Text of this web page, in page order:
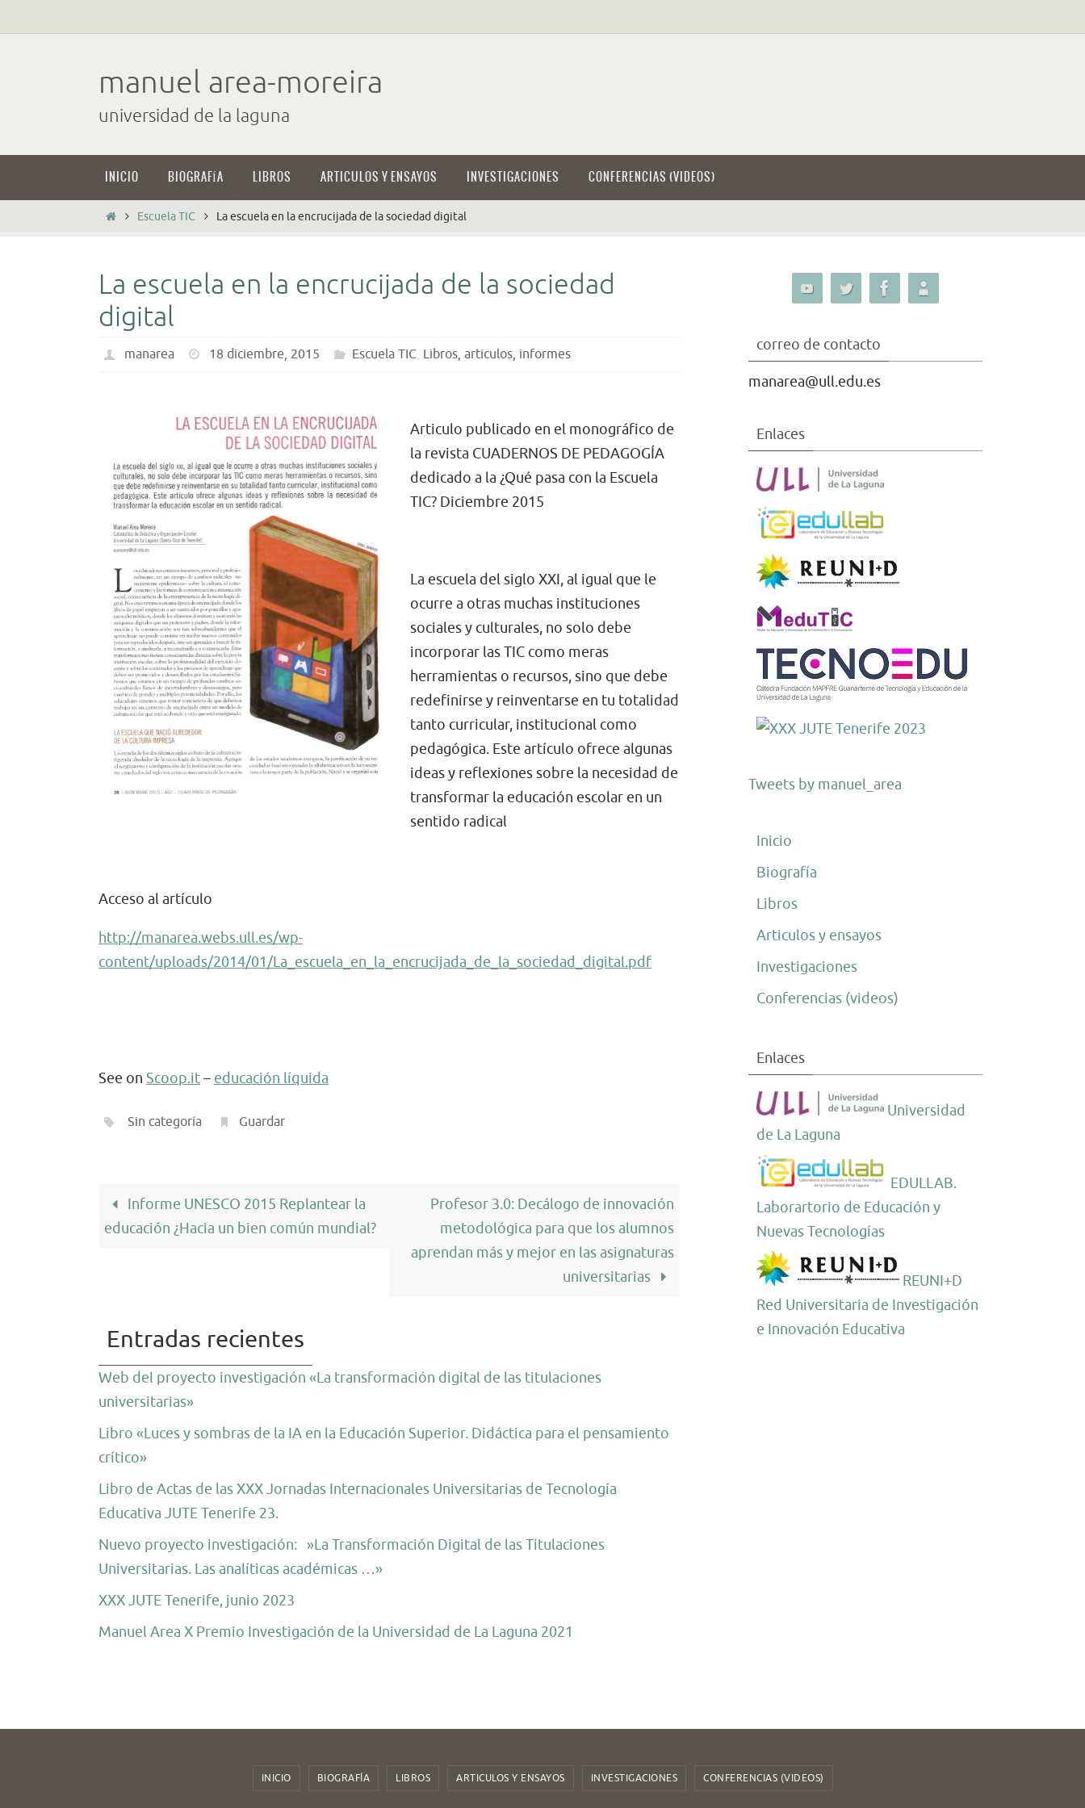
al
manuel area-moreira
universidad de la laguna
contenido
INICIO BIOGRAFÍA LIBROS ARTICULOS Y ENSAYOS INVESTIGACIONES CONFERENCIAS (VIDEOS)
InicioEscuela TIC La escuela en la encrucijada de la sociedad digital
La escuela en la encrucijada de la sociedad
digital
manarea 18 diciembre, 2015 Escuela TIC, Libros, articulos, informes
Articulo publicado en el monográfico de
la revista CUADERNOS DE PEDAGOGÍA
dedicado a la ¿Qué pasa con la Escuela
TIC? Diciembre 2015
La escuela del siglo XXI, al igual que le
ocurre a otras muchas instituciones
sociales y culturales, no solo debe
incorporar las TIC como meras
herramientas o recursos, sino que debe
redefinirse y reinventarse en tu totalidad
tanto curricular, institucional como
pedagógica. Este artículo ofrece algunas
ideas y reflexiones sobre la necesidad de
transformar la educación escolar en un
sentido radical
Acceso al artículo
http://manarea.webs.ull.es/wp-
content/uploads/2014/01/La_escuela_en_la_encrucijada_de_la_sociedad_digital.pdf
See on Scoop.it– educación líquida
Sin categoría. Guardar.
Informe UNESCO 2015 Replantear la
educación ¿Hacia un bien común mundial?
Profesor 3.0: Decálogo de innovación
metodológica para que los alumnos
aprendan más y mejor en las asignaturas
universitarias
Entradas recientes
Web del proyecto investigación «La transformación digital de las titulaciones
universitarias»
Libro «Luces y sombras de la IA en la Educación Superior. Didáctica para el pensamiento
crítico»
Libro de Actas de las XXX Jornadas Internacionales Universitarias de Tecnología
Educativa JUTE Tenerife 23.
Nuevo proyecto investigación: »La Transformación Digital de las Titulaciones
Universitarias. Las analíticas académicas …»
XXX JUTE Tenerife, junio 2023
Manuel Area X Premio Investigación de la Universidad de La Laguna 2021
correo de contacto
manarea@ull.edu.es
Enlaces
Tweets by manuel_area
Inicio
Biografía
Libros
Articulos y ensayos
Investigaciones
Conferencias (videos)
Enlaces
Universidad
de La Laguna
EDULLAB.
Laborartorio de Educación y
Nuevas Tecnologías
REUNI+D
Red Universitaria de Investigación
e Innovación Educativa
INICIO BIOGRAFÍA LIBROS ARTICULOS Y ENSAYOS INVESTIGACIONES CONFERENCIAS (VIDEOS)